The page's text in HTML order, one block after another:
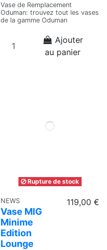
Vase de Remplacement
Oduman: trouvez tout les vases
de la gamme Oduman
Ajouter
au panier
Rupture de stock
NEWS
Vase MIG
Minime
Edition
Lounge
119,00 €